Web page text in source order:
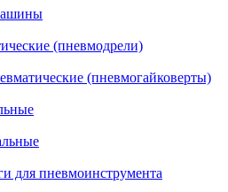
(пневмодрели)
(пневмогайковерты)
для пневмоинструмента